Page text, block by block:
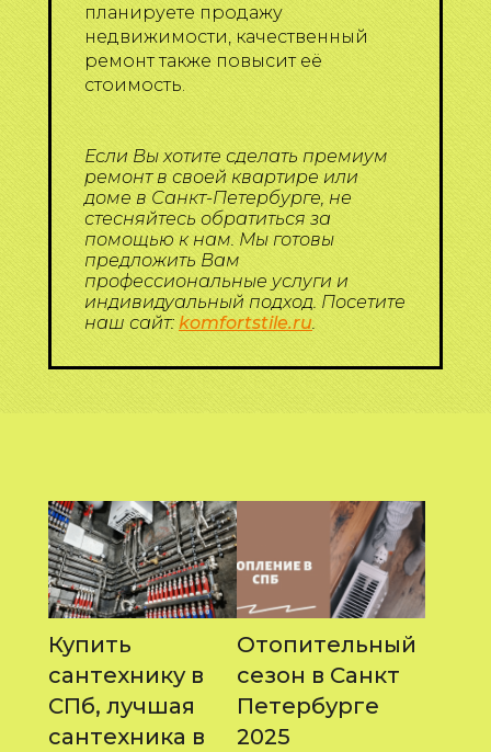
планируете продажу
недвижимости, качественный
ремонт также повысит её
стоимость.
Если Вы хотите сделать премиум
ремонт в своей квартире или
доме в Санкт-Петербурге, не
стесняйтесь обратиться за
помощью к нам. Мы готовы
предложить Вам
профессиональные услуги и
индивидуальный подход. Посетите
наш сайт: komfortstile.ru
Купить
сантехнику в
СПб, лучшая
сантехника в
Отопительный
сезон в Санкт
Петербурге
2025